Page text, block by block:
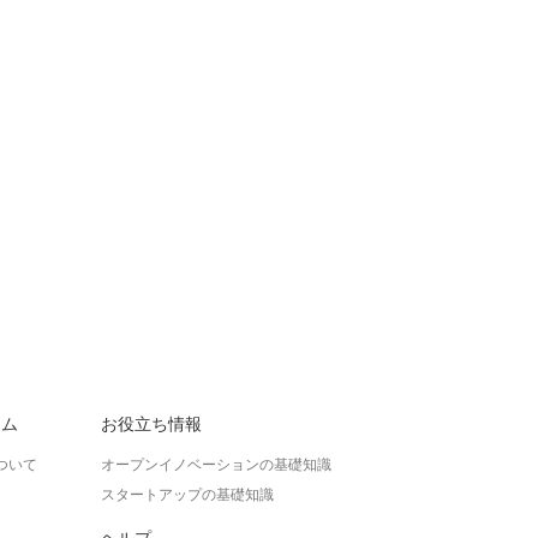
いて
お役立ち情報
オープンイノベーションの基礎知識
スタートアップの基礎知識